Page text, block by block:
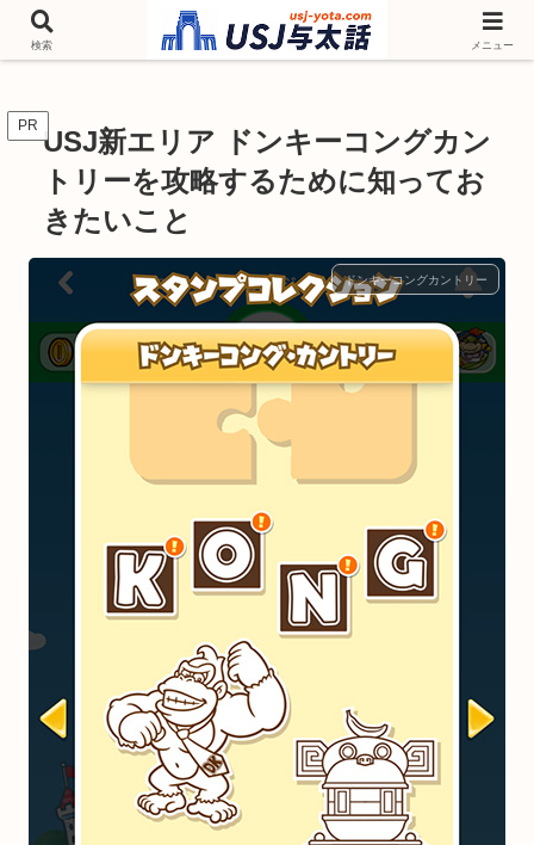
チケットやシーズンイベント ニンテンドーワールド アトラクションなどユニ
バを歩いて情報収集しています
PR USJ新エリア ドンキーコングカン
トリーを攻略するために知ってお
きたいこと
ドンキーコングカントリー
検索 メニュー